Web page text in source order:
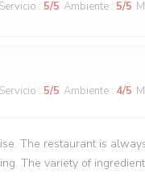
Servicio : 5/5 Ambiente : 5/5
Servicio : 5/5 Ambiente : 4/5
The restaurant is
The variety of